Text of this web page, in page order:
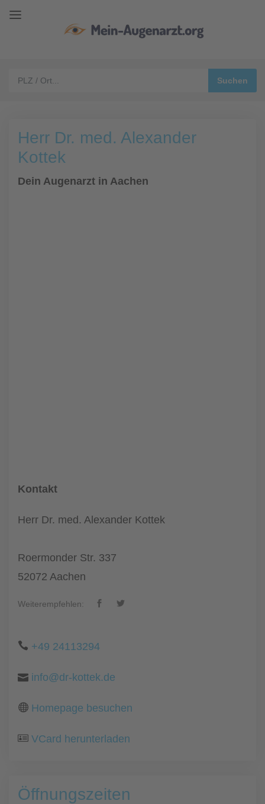
Herr Dr. med. Alexander
Kottek
Dein Augenarzt in Aachen
Kontakt
Herr Dr. med. Alexander Kottek
Roermonder Str. 337
52072 Aachen
Weiterempfehlen:
+49 24113294
info@dr-kottek.de
Homepage besuchen
VCard herunterladen
Öffnungszeiten